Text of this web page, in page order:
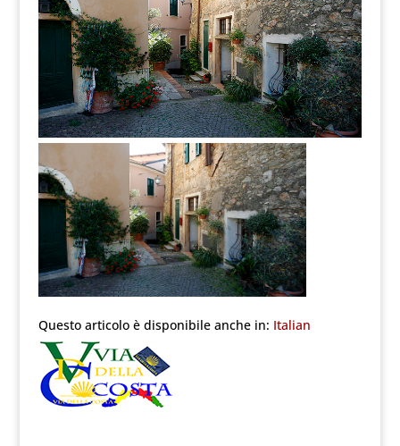
Questo articolo è disponibile anche in: Italian